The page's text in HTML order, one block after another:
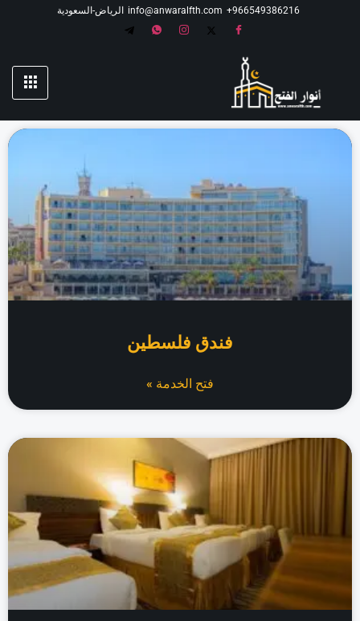
966549386216⁩+
info@anwaralfth.com الرياض-السعودية
فندق فلسطين
فتح الخدمة »